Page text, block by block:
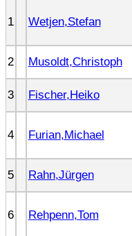
1 Wetjen,Stefan
2 Musoldt,Christoph
3 Fischer,Heiko
4 Furian,Michael
5 Rahn,Jürgen
6 Rehpenn,Tom